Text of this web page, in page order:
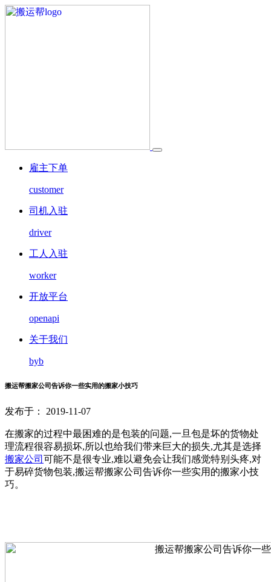
雇主下单
customer
司机入驻
driver
工人入驻
worker
开放平台
openapi
关于我们
byb
搬运帮搬家公司告诉你一些实用的搬家小技巧
发布于： 2019-11-07
在搬家的过程中最困难的是包装的问题,一旦包是坏的货物处
理流程很容易损坏,所以也给我们带来巨大的损失,尤其是选择
搬家公司 可能不是很专业,难以避免会让我们感觉特别头疼,对
于易碎货物包装,搬运帮搬家公司告诉你一些实用的搬家小技
巧。